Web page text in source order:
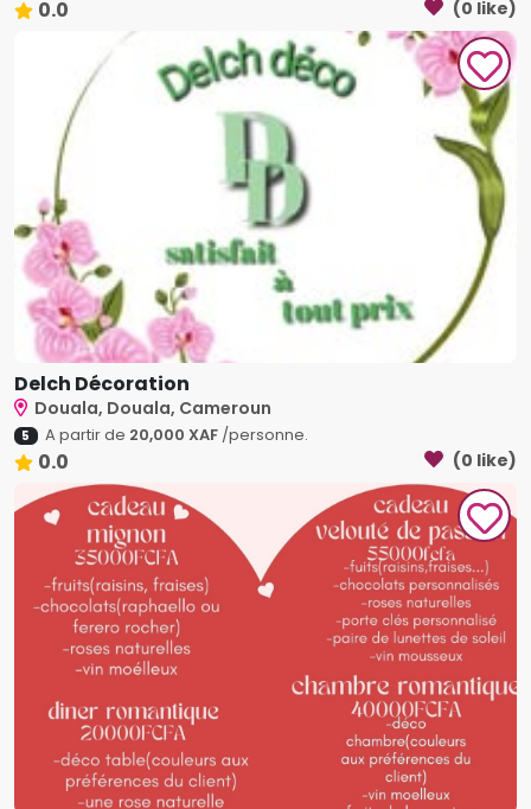
0.0 (0 like)
Delch Décoration
Douala, Douala, Cameroun
5 A partir de 20,000 XAF/personne.
0.0 (0 like)